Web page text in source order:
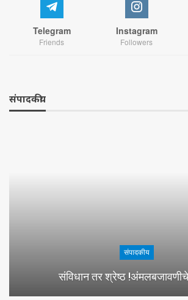
Telegram
Friends
Instagram
Followers
संपादकीय
संपादकीय
संविधान तर श्रेष्ठ